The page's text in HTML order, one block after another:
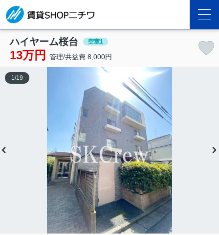
ハイヤーム桜台 空室1
13万円 管理/共益費 8,000円
1 /19